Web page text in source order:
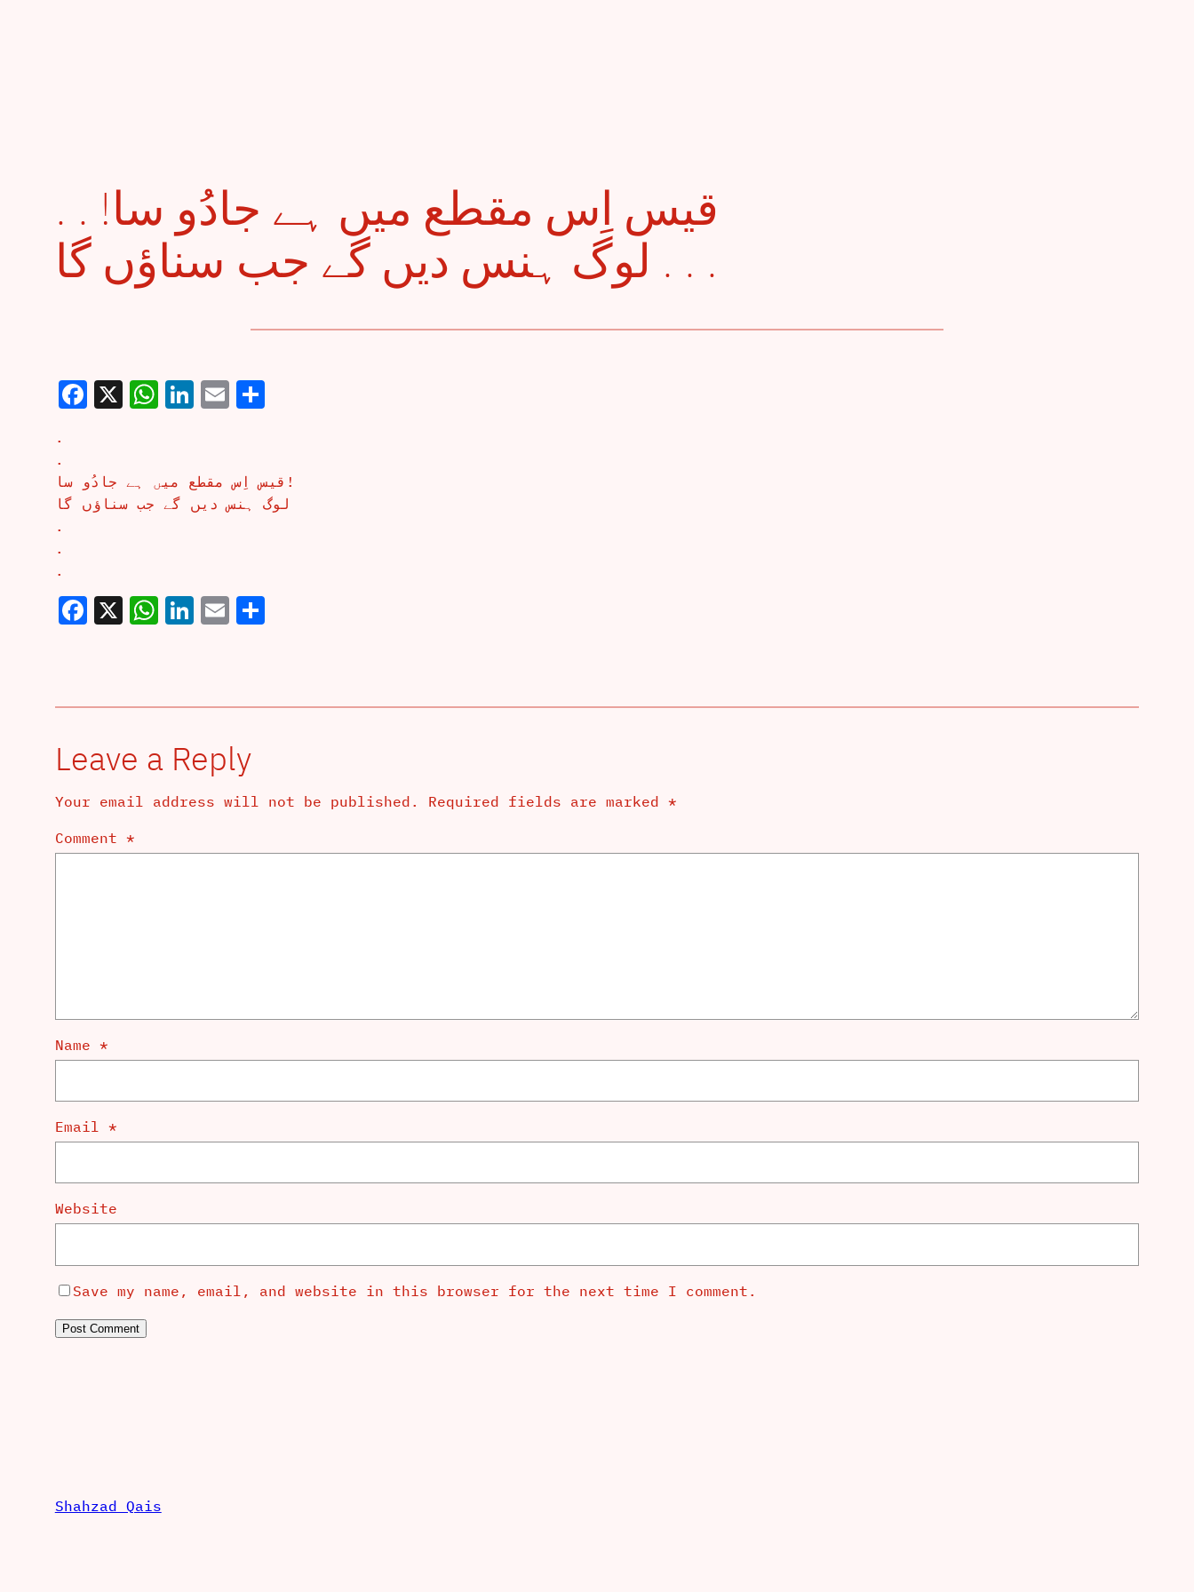
. . قیس اِس مقطع میں ہے جادُو سا!
لوگ ہنس دیں گے جب سناؤں گا . . .
Facebook
X WhatsApp
LinkedIn
EmailShare
.
.
قیس اِس مقطع میں ہے جادُو سا!
لوگ ہنس دیں گے جب سناؤں گا
.
.
.
Facebook
X WhatsApp
LinkedIn
EmailShare
Leave a Reply
Your email address will not be published. Required fields are marked *
Comment *
Name *
Email *
Website
Save my name, email, and website in this browser for the next time I comment.
Shahzad Qais